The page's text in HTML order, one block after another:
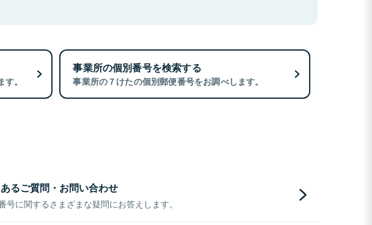
。
事業所の個別番号を検索する
事業所の７けたの個別郵便番号をお調べします。
るご質問・お問い合わせ
号に関するさまざまな疑問にお答えします。